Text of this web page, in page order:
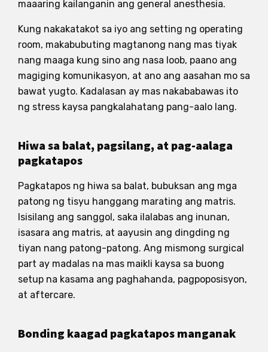
maaaring kailanganin ang general anesthesia.
Kung nakakatakot sa iyo ang setting ng operating
room, makabubuting magtanong nang mas tiyak
nang maaga kung sino ang nasa loob, paano ang
magiging komunikasyon, at ano ang aasahan mo sa
bawat yugto. Kadalasan ay mas nakababawas ito
ng stress kaysa pangkalahatang pang-aalo lang.
Hiwa sa balat, pagsilang, at pag-aalaga
pagkatapos
Pagkatapos ng hiwa sa balat, bubuksan ang mga
patong ng tisyu hanggang marating ang matris.
Isisilang ang sanggol, saka ilalabas ang inunan,
isasara ang matris, at aayusin ang dingding ng
tiyan nang patong-patong. Ang mismong surgical
part ay madalas na mas maikli kaysa sa buong
setup na kasama ang paghahanda, pagpoposisyon,
at aftercare.
Bonding kaagad pagkatapos manganak